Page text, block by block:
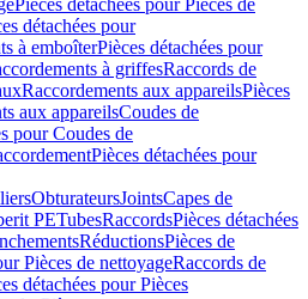
Pièces détachées pour Pièces de
détachées pour
à emboîterPièces détachées pour
à griffesRaccords de
Raccordements aux appareilsPièces
aux appareilsCoudes de
pour Coudes de
Pièces détachées pour
ObturateursJointsCapes de
PETubesRaccordsPièces détachées
RéductionsPièces de
Pièces de nettoyageRaccords de
détachées pour Pièces